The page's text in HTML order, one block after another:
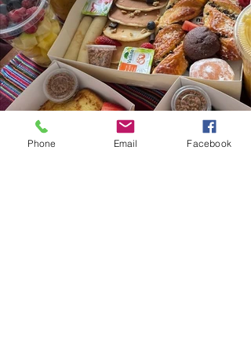
Phone Email Facebook